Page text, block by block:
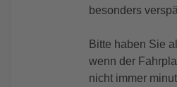
besonders
Bitte haben Sie
wenn der
nicht immer